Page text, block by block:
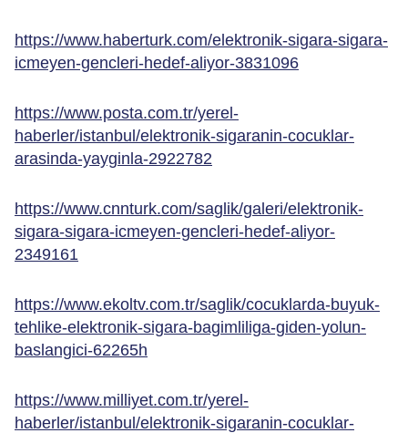
https://www.haberturk.com/elektronik-sigara-sigara-
icmeyen-gencleri-hedef-aliyor-3831096
https://www.posta.com.tr/yerel-
haberler/istanbul/elektronik-sigaranin-cocuklar-
arasinda-yayginla-2922782
https://www.cnnturk.com/saglik/galeri/elektronik-
sigara-sigara-icmeyen-gencleri-hedef-aliyor-
2349161
https://www.ekoltv.com.tr/saglik/cocuklarda-buyuk-
tehlike-elektronik-sigara-bagimliliga-giden-yolun-
baslangici-62265h
https://www.milliyet.com.tr/yerel-
haberler/istanbul/elektronik-sigaranin-cocuklar-